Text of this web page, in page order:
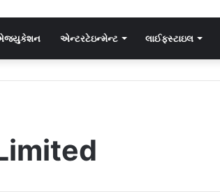
એન્ટરટેઇન્મેન્ટ લાઈફસ્ટાઇલ